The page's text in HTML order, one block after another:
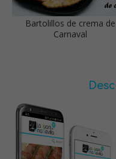
Bartolillos de crema de
Carnaval